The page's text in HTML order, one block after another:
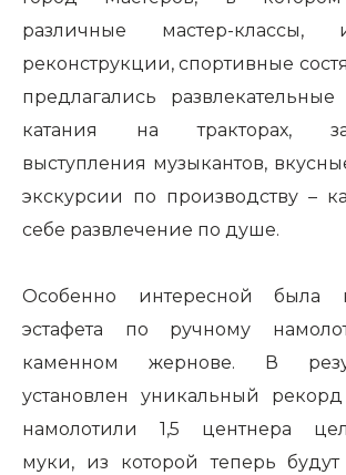
различные мастер-классы,
реконструкции, спортивные
предлагались развлекательные
катания на тракторах,
выступления музыкантов,
экскурсии по производству –
себе развлечение по душе.
Особенно интересной была
эстафета по ручному
каменном жернове. В
установлен уникальный
намолотили 1,5 центнера
муки, из которой теперь